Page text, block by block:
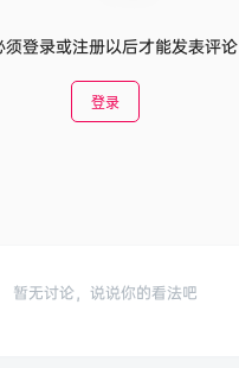
须登录或注册以后才能发表评论
登录
暂无讨论，说说你的看法吧